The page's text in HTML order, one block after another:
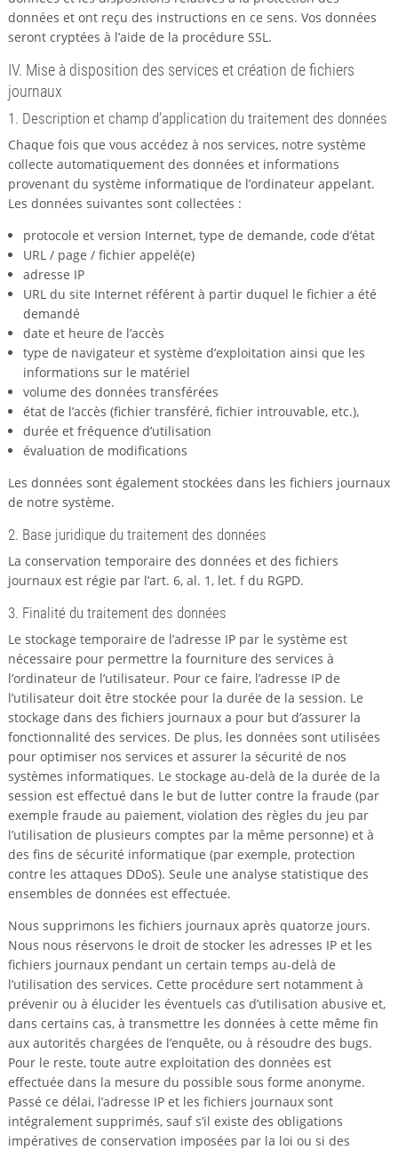
données et ont reçu des instructions en ce sens. Vos données
seront cryptées à l’aide de la procédure SSL.
IV. Mise à disposition des services et création de fichiers
journaux
1. Description et champ d’application du traitement des données
Chaque fois que vous accédez à nos services, notre système
collecte automatiquement des données et informations
provenant du système informatique de l’ordinateur appelant.
Les données suivantes sont collectées :
protocole et version Internet, type de demande, code d’état
URL / page / fichier appelé(e)
adresse IP
URL du site Internet référent à partir duquel le fichier a été
demandé
date et heure de l’accès
type de navigateur et système d’exploitation ainsi que les
informations sur le matériel
volume des données transférées
état de l’accès (fichier transféré, fichier introuvable, etc.),
durée et fréquence d’utilisation
évaluation de modifications
Les données sont également stockées dans les fichiers journaux
de notre système.
2. Base juridique du traitement des données
La conservation temporaire des données et des fichiers
journaux est régie par l’art. 6, al. 1, let. f du RGPD.
3. Finalité du traitement des données
Le stockage temporaire de l’adresse IP par le système est
nécessaire pour permettre la fourniture des services à
l’ordinateur de l’utilisateur. Pour ce faire, l’adresse IP de
l’utilisateur doit être stockée pour la durée de la session. Le
stockage dans des fichiers journaux a pour but d’assurer la
fonctionnalité des services. De plus, les données sont utilisées
pour optimiser nos services et assurer la sécurité de nos
systèmes informatiques. Le stockage au-delà de la durée de la
session est effectué dans le but de lutter contre la fraude (par
exemple fraude au paiement, violation des règles du jeu par
l’utilisation de plusieurs comptes par la même personne) et à
des fins de sécurité informatique (par exemple, protection
contre les attaques DDoS). Seule une analyse statistique des
ensembles de données est effectuée.
Nous supprimons les fichiers journaux après quatorze jours.
Nous nous réservons le droit de stocker les adresses IP et les
fichiers journaux pendant un certain temps au-delà de
l’utilisation des services. Cette procédure sert notamment à
prévenir ou à élucider les éventuels cas d’utilisation abusive et,
dans certains cas, à transmettre les données à cette même fin
aux autorités chargées de l’enquête, ou à résoudre des bugs.
Pour le reste, toute autre exploitation des données est
effectuée dans la mesure du possible sous forme anonyme.
Passé ce délai, l’adresse IP et les fichiers journaux sont
intégralement supprimés, sauf s’il existe des obligations
impératives de conservation imposées par la loi ou si des